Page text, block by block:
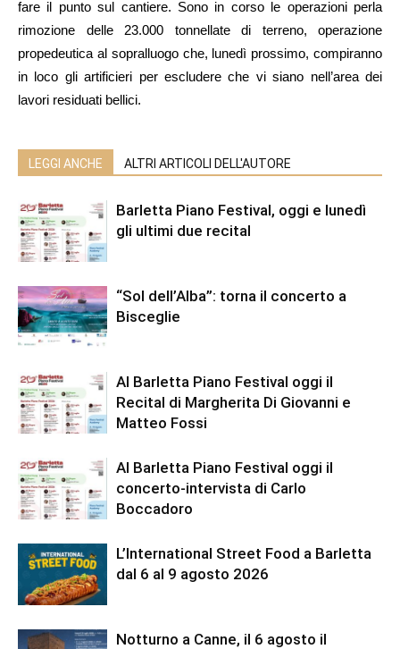
fare il punto sul cantiere. Sono in corso le operazioni perla
rimozione delle 23.000 tonnellate di terreno, operazione
propedeutica al sopralluogo che, lunedì prossimo, compiranno
in loco gli artificieri per escludere che vi siano nell’area dei
lavori residuati bellici.
LEGGI ANCHE ALTRI ARTICOLI DELL'AUTORE
Barletta Piano Festival, oggi e lunedì
gli ultimi due recital
“Sol dell’Alba”: torna il concerto a
Bisceglie
Al Barletta Piano Festival oggi il
Recital di Margherita Di Giovanni e
Matteo Fossi
Al Barletta Piano Festival oggi il
concerto-intervista di Carlo
Boccadoro
L’International Street Food a Barletta
dal 6 al 9 agosto 2026
Notturno a Canne, il 6 agosto il